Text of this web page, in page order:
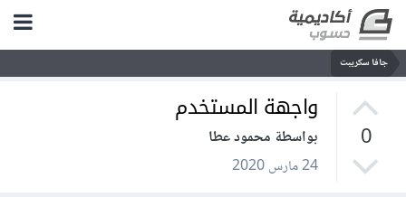
جافا سكريبت
0
واجهة المستخدم
بواسطة محمود عطا
24 مارس 2020